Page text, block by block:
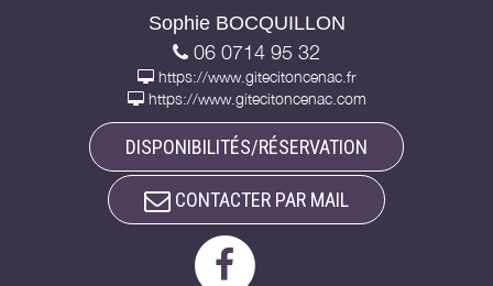
Sophie BOCQUILLON
06 0714 95 32
https://www.gitecitoncenac.fr
https://www.gitecitoncenac.com
DISPONIBILITÉS/RÉSERVATION
CONTACTER PAR MAIL